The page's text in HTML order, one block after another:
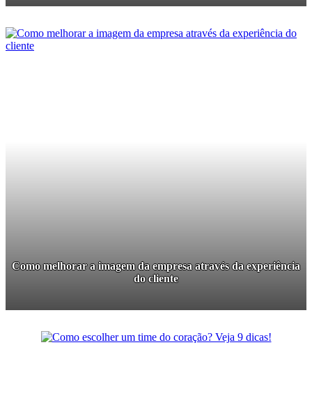
Como melhorar a imagem da empresa através da experiência
do cliente